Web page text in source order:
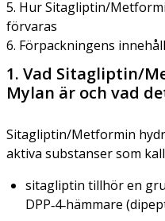
5. Hur Sitagliptin/
förvaras
6. Förpackningens
1. Vad Sitagliptin/
Mylan är och vad
Sitagliptin/Metformin
aktiva substanser som
sitagliptin tillhör en
DPP‑4‑hämmare